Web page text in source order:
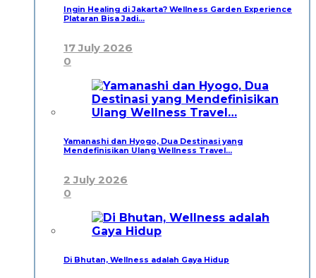
Ingin Healing di Jakarta? Wellness Garden Experience
Plataran Bisa Jadi…
17 July 2026
0
Yamanashi dan Hyogo, Dua Destinasi yang
Mendefinisikan Ulang Wellness Travel…
2 July 2026
0
Di Bhutan, Wellness adalah Gaya Hidup